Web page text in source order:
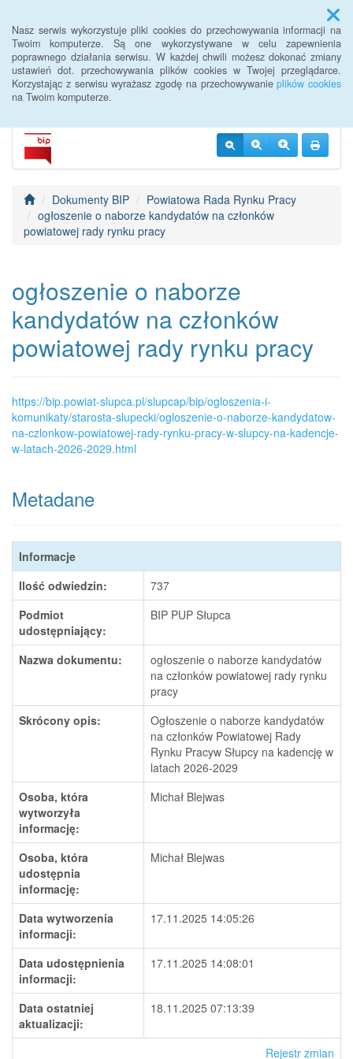
Nasz serwis wykorzystuje pliki cookies do przechowywania informacji na
Twoim komputerze. Są one wykorzystywane w celu zapewnienia
poprawnego działania serwisu. W każdej chwili możesz dokonać zmiany
ustawień dot. przechowywania plików cookies w Twojej przeglądarce.
Korzystając z serwisu wyrażasz zgodę na przechowywanieplików cookies
na Twoim komputerze.
Menu
BIP PUP Słupca
Dokumenty BIP
Powiatowa Rada Rynku Pracy
ogłoszenie o naborze kandydatów na członków
powiatowej rady rynku pracy
ogłoszenie o naborze
kandydatów na członków
powiatowej rady rynku pracy
https://bip.powiat-slupca.pl/slupcap/bip/ogloszenia-i-
komunikaty/starosta-slupecki/ogloszenie-o-naborze-kandydatow-
na-czlonkow-powiatowej-rady-rynku-pracy-w-slupcy-na-kadencje-
w-latach-2026-2029.html
Metadane
Informacje
Ilość odwiedzin:
737
Podmiot
udostępniający:
BIP PUP Słupca
Nazwa dokumentu:
ogłoszenie o naborze kandydatów
na członków powiatowej rady rynku
pracy
Skrócony opis:
Ogłoszenie o naborze kandydatów
na członków Powiatowej Rady
Rynku Pracyw Słupcy na kadencję w
latach 2026-2029
Osoba, która
wytworzyła
informację:
Michał Blejwas
Osoba, która
udostępnia
informację:
Michał Blejwas
Data wytworzenia
informacji:
17.11.2025 14:05:26
Data udostępnienia
informacji:
17.11.2025 14:08:01
Data ostatniej
aktualizacji:
18.11.2025 07:13:39
Rejestr zmian